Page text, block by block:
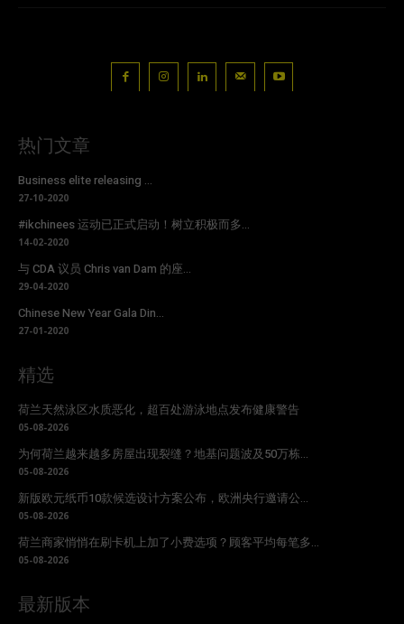
热门文章
Business elite releasing ...
27-10-2020
#ikchinees 运动已正式启动！树立积极而多...
14-02-2020
与 CDA 议员 Chris van Dam 的座...
29-04-2020
Chinese New Year Gala Din...
27-01-2020
精选
荷兰天然泳区水质恶化，超百处游泳地点发布健康警告
05-08-2026
为何荷兰越来越多房屋出现裂缝？地基问题波及50万栋...
05-08-2026
新版欧元纸币10款候选设计方案公布，欧洲央行邀请公...
05-08-2026
荷兰商家悄悄在刷卡机上加了小费选项？顾客平均每笔多...
05-08-2026
最新版本